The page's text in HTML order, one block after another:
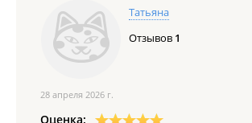
Татьяна
Отзывов 1
28 апреля 2026 г.
Оценка: